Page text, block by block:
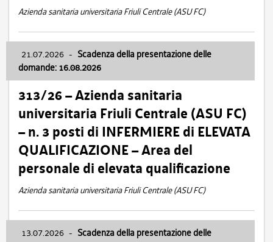
Azienda sanitaria universitaria Friuli Centrale (ASU FC)
21.07.2026 - Scadenza della presentazione delle
domande: 16.08.2026
313/26 – Azienda sanitaria
universitaria Friuli Centrale (ASU FC)
– n. 3 posti di INFERMIERE di ELEVATA
QUALIFICAZIONE – Area del
personale di elevata qualificazione
Azienda sanitaria universitaria Friuli Centrale (ASU FC)
13.07.2026 - Scadenza della presentazione delle